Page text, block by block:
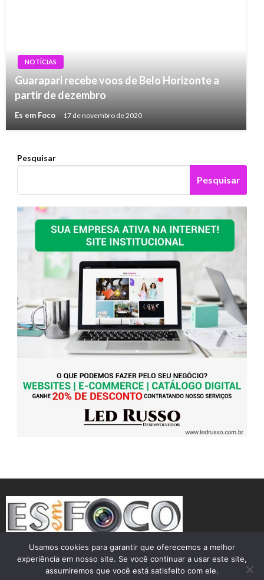
NOTÍCIAS
Guarapari recebe voos de Belo Horizonte a
partir de dezembro
Es em Foco 17 de novembro de 2020
Pesquisar
Pesquisar
Usamos cookies para garantir que oferecemos a melhor
experiência em nosso site. Se você continuar a usar este site,
assumiremos que você está satisfeito com ele.